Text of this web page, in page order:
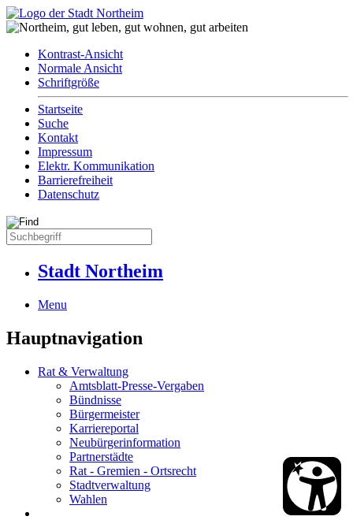
Kontrast-Ansicht
Normale Ansicht
Schriftgröße
Startseite
Suche
Kontakt
Impressum
Elektr. Kommunikation
Barrierefreiheit
Datenschutz
Stadt Northeim
Menu
Hauptnavigation
Rat & Verwaltung
Amtsblatt-Presse-Vergaben
Bündnisse
Bürgermeister
Karriereportal
Neubürgerinformation
Partnerstädte
Rat - Gremien - Ortsrecht
Stadtverwaltung
Wahlen